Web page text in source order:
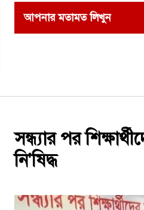
আপনার মতামত লিখুন
সন্ধ্যার পর
নি'ষিদ্ধ